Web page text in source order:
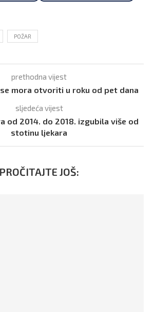
POŽAR
prethodna vijest
se mora otvoriti u roku od pet dana
sljedeća vijest
od 2014. do 2018. izgubila više od
stotinu ljekara
PROČITAJTE JOŠ: